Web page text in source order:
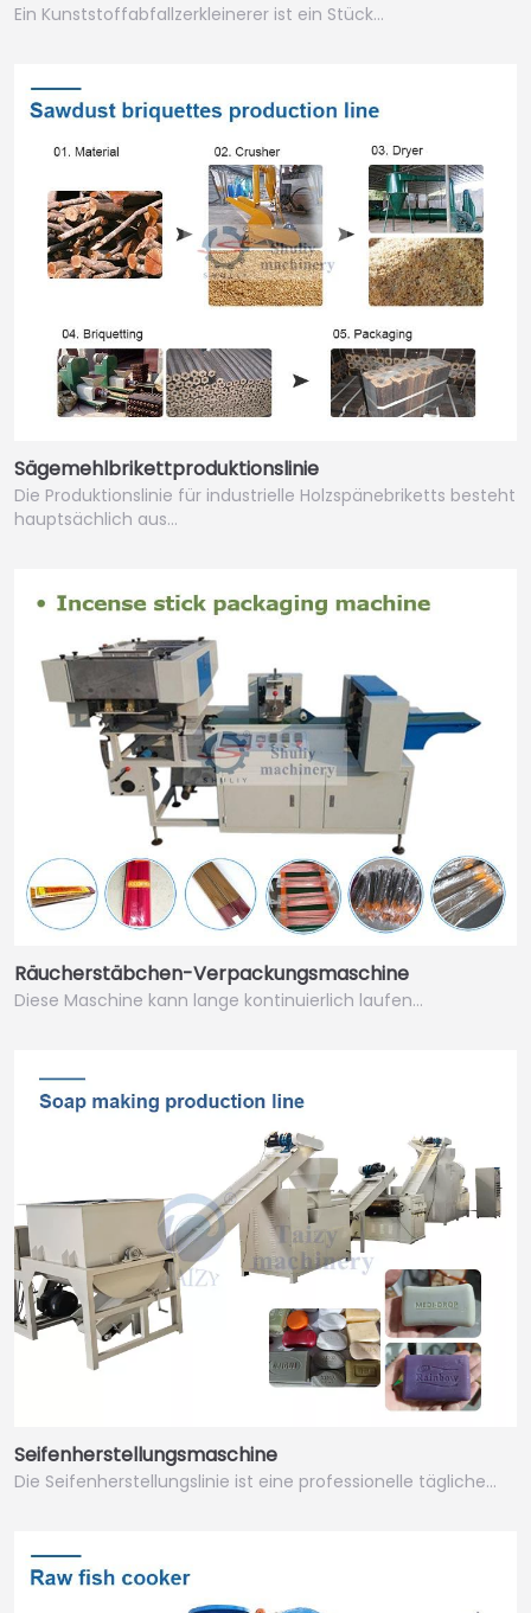
Ein Kunststoffabfallzerkleinerer ist ein Stück…
Sägemehlbrikettproduktionslinie
Die Produktionslinie für industrielle Holzspänebriketts besteht
hauptsächlich aus…
Räucherstäbchen-Verpackungsmaschine
Diese Maschine kann lange kontinuierlich laufen…
Seifenherstellungsmaschine
Die Seifenherstellungslinie ist eine professionelle tägliche…